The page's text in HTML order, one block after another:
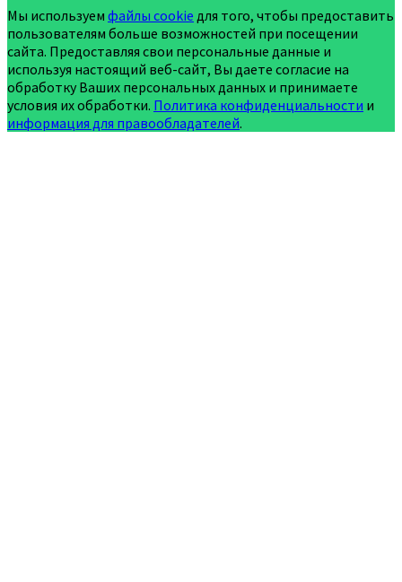
Мы используем файлы cookie для того, чтобы предоставить
пользователям больше возможностей при посещении
сайта. Предоставляя свои персональные данные и
используя настоящий веб-сайт, Вы даете согласие на
обработку Ваших персональных данных и принимаете
условия их обработки. Политика конфиденциальности и
информация для правообладателей.